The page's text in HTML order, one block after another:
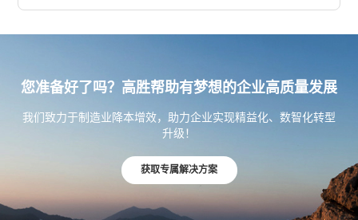
您准备好了吗？高胜帮助有梦想的企业高质量发展
我们致力于制造业降本增效，助力企业实现精益化、数智化转型
升级！
获取专属解决方案